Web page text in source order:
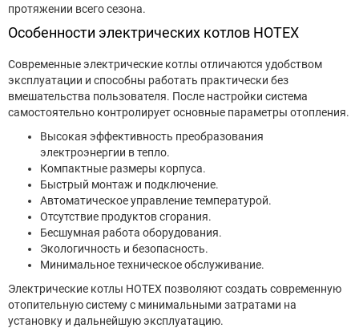
протяжении всего сезона.
Особенности электрических котлов HOTEX
Современные электрические котлы отличаются удобством
эксплуатации и способны работать практически без
вмешательства пользователя. После настройки система
самостоятельно контролирует основные параметры отопления.
Высокая эффективность преобразования
электроэнергии в тепло.
Компактные размеры корпуса.
Быстрый монтаж и подключение.
Автоматическое управление температурой.
Отсутствие продуктов сгорания.
Бесшумная работа оборудования.
Экологичность и безопасность.
Минимальное техническое обслуживание.
Электрические котлы HOTEX позволяют создать современную
отопительную систему с минимальными затратами на
установку и дальнейшую эксплуатацию.